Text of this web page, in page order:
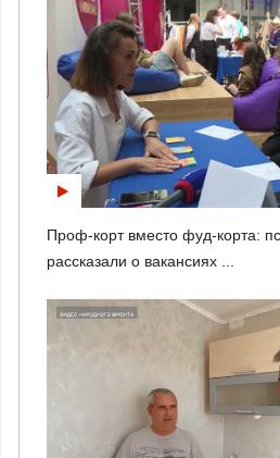
Проф-корт вместо фуд-корта:
рассказали о вакансиях ...